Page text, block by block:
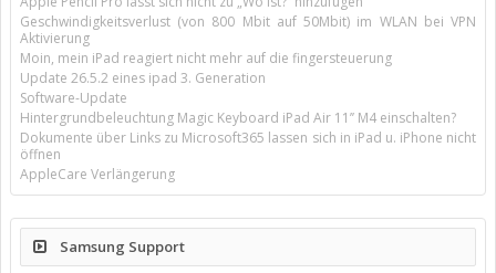
Geschwindigkeitsverlust (von 800 Mbit auf 50Mbit) im WLAN bei VPN
Aktivierung
Moin, mein iPad reagiert nicht mehr auf die fingersteuerung
Update 26.5.2 eines ipad 3. Generation
Software-Update
Hintergrundbeleuchtung Magic Keyboard iPad Air 11’’ M4 einschalten?
Dokumente über Links zu Microsoft365 lassen sich in iPad u. iPhone nicht
öffnen
AppleCare Verlängerung
Samsung Support